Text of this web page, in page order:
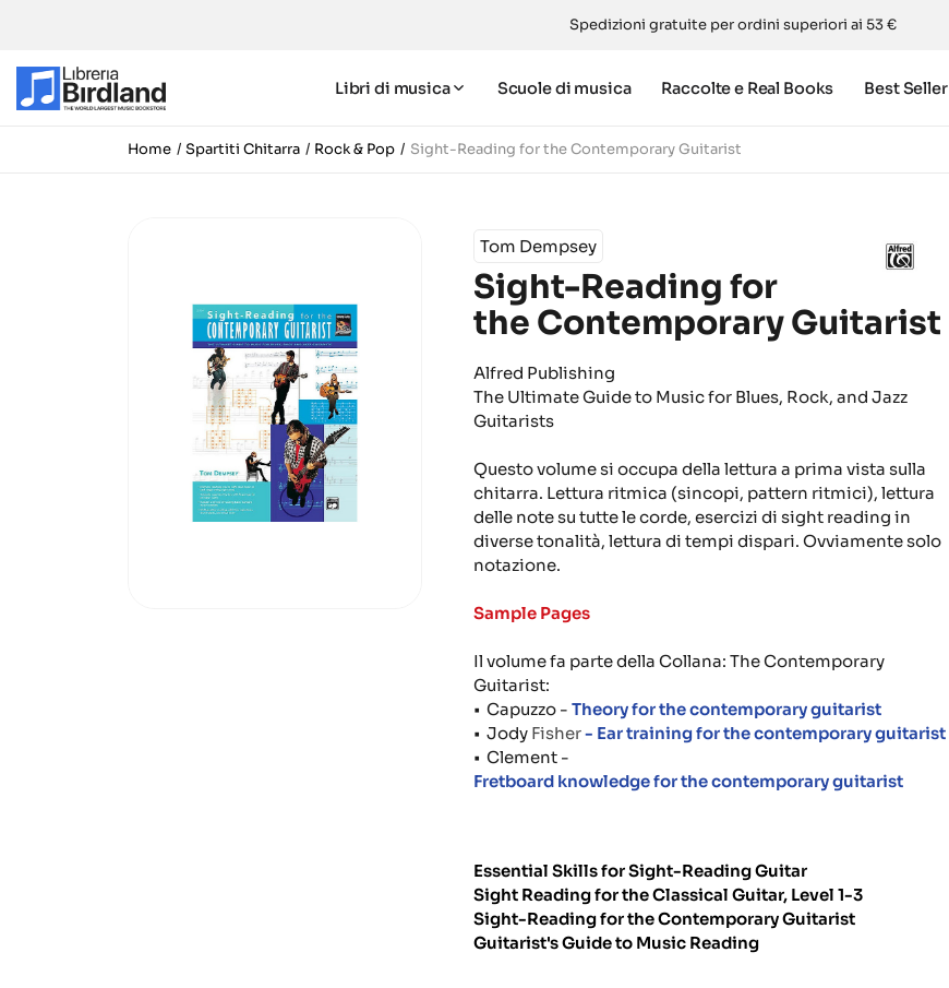
Spedizioni gratuite per ordini superiori ai 53 €
Libri di musica Scuole di musica Raccolte e Real Books Best Seller
Home Spartiti Chitarra Rock & Pop Sight-Reading for the Contemporary Guitarist
Tom Dempsey
Sight-Reading for
the Contemporary Guitarist
Alfred Publishing
The Ultimate Guide to Music for Blues, Rock, and Jazz
Guitarists
Questo volume si occupa della lettura a prima vista sulla
chitarra. Lettura ritmica (sincopi, pattern ritmici), lettura
delle note su tutte le corde, esercizi di sight reading in
diverse tonalità, lettura di tempi dispari. Ovviamente solo
notazione.
Sample Pages
Il volume fa parte della Collana: The Contemporary
Guitarist:
• Capuzzo - Theory for the contemporary guitarist
• Jody Fisher- Ear training for the contemporary guitarist
• Clement -
Fretboard knowledge for the contemporary guitarist
Essential Skills for Sight-Reading Guitar
Sight Reading for the Classical Guitar, Level 1-3
Sight-Reading for the Contemporary Guitarist
Guitarist's Guide to Music Reading